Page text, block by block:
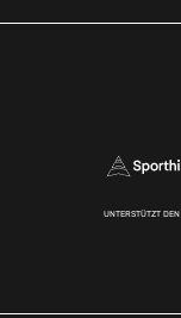
UNTERSTÜTZT